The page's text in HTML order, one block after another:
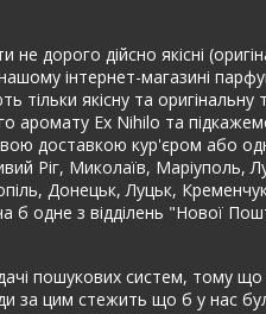
дорого дійсно якісні
інтернет-магазині
тільки якісну та
аромату Ex Nihilo та
доставкою кур'єром або
Ріг, Миколаїв, Маріуполь,
Донецьк, Луцьк,
б одне з відділень "Нової
пошукових систем, тому
цим стежить що б у нас